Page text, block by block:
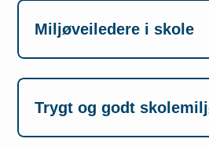
Miljøveiledere i skole
Trygt og godt